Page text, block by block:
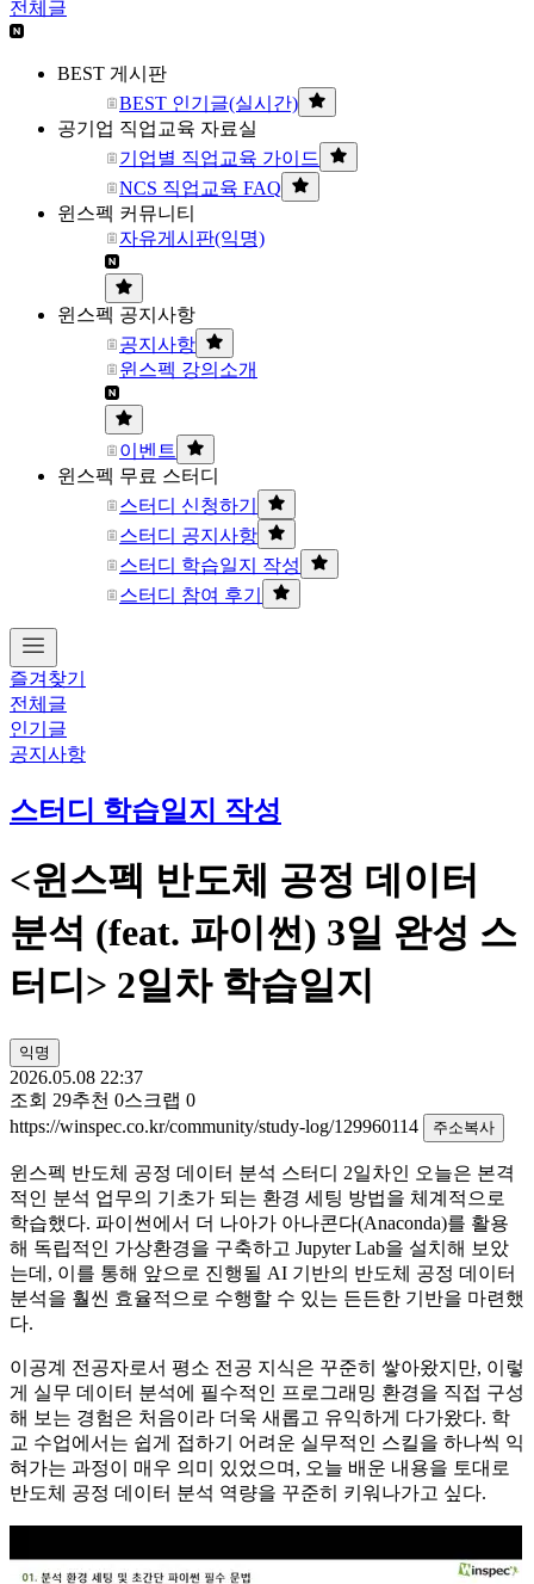
전체글
BEST 게시판
BEST 인기글(실시간)
공기업 직업교육 자료실
기업별 직업교육 가이드
NCS 직업교육 FAQ
윈스펙 커뮤니티
자유게시판(익명)
윈스펙 공지사항
공지사항
윈스펙 강의소개
이벤트
윈스펙 무료 스터디
스터디 신청하기
스터디 공지사항
스터디 학습일지 작성
스터디 참여 후기
즐겨찾기
전체글
인기글
공지사항
스터디 학습일지 작성
<윈스펙 반도체 공정 데이터
분석 (feat. 파이썬) 3일 완성 스
터디> 2일차 학습일지
익명
2026.05.08 22:37
조회 29추천 0스크랩 0
https://winspec.co.kr/community/study-log/129960114
주소복사
윈스펙 반도체 공정 데이터 분석 스터디 2일차인 오늘은 본격
적인 분석 업무의 기초가 되는 환경 세팅 방법을 체계적으로
학습했다. 파이썬에서 더 나아가 아나콘다(Anaconda)를 활용
해 독립적인 가상환경을 구축하고 Jupyter Lab을 설치해 보았
는데, 이를 통해 앞으로 진행될 AI 기반의 반도체 공정 데이터
분석을 훨씬 효율적으로 수행할 수 있는 든든한 기반을 마련했
다.
이공계 전공자로서 평소 전공 지식은 꾸준히 쌓아왔지만, 이렇
게 실무 데이터 분석에 필수적인 프로그래밍 환경을 직접 구성
해 보는 경험은 처음이라 더욱 새롭고 유익하게 다가왔다. 학
교 수업에서는 쉽게 접하기 어려운 실무적인 스킬을 하나씩 익
혀가는 과정이 매우 의미 있었으며, 오늘 배운 내용을 토대로
반도체 공정 데이터 분석 역량을 꾸준히 키워나가고 싶다.